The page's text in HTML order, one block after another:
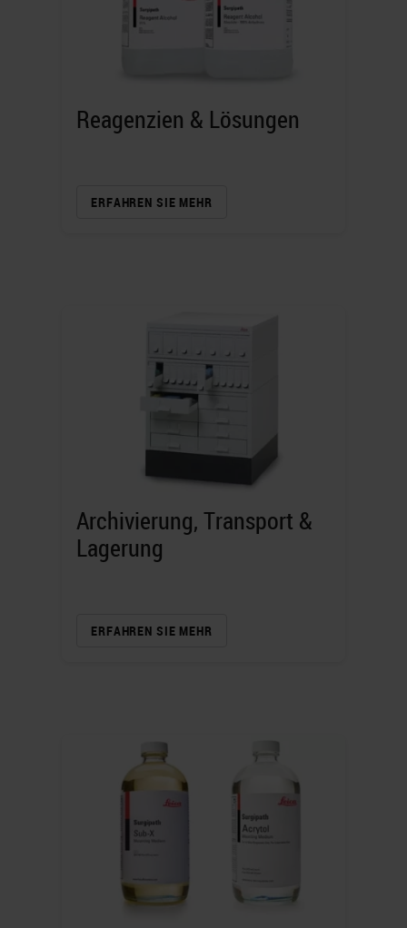
Reagenzien & Lösungen
ERFAHREN SIE MEHR
Archivierung, Transport &
Lagerung
ERFAHREN SIE MEHR